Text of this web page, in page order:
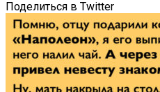
Поделиться в Twitter